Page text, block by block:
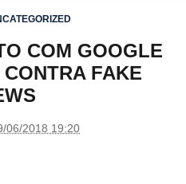
COM GOOGLE
FAKE
06/2018 19:20